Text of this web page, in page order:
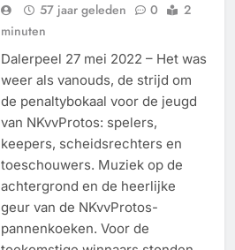
57 jaar geleden 0
2
minuten
Dalerpeel 27 mei 2022 – Het was
weer als vanouds, de strijd om
de penaltybokaal voor de jeugd
van NKvvProtos: spelers,
keepers, scheidsrechters en
toeschouwers. Muziek op de
achtergrond en de heerlijke
geur van de NKvvProtos-
pannenkoeken. Voor de